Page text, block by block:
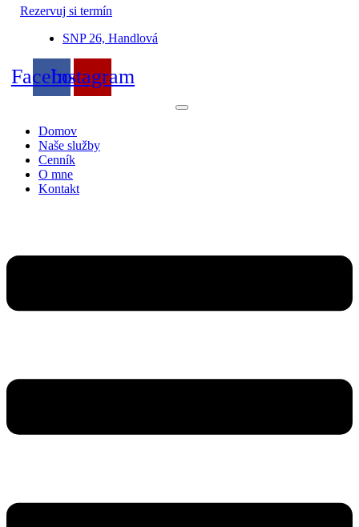
Rezervuj si termín
SNP 26, Handlová
FacebookInstagram
Domov
Naše služby
Cenník
O mne
Kontakt